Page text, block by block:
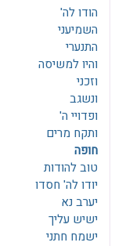
הודו לה'
השמיעני
התנערי
והיו למשיסה
וזכני
ונשגב
ופדויי ה'
ותקח מרים
חופה
טוב להודות
יודו לה' חסדו
יערב נא
ישיש עליך
ישמח חתני